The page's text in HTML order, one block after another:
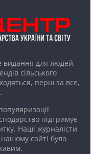
видання для людей,
сільського
перш за все,
підтримує
Наші журналісти
сайті було